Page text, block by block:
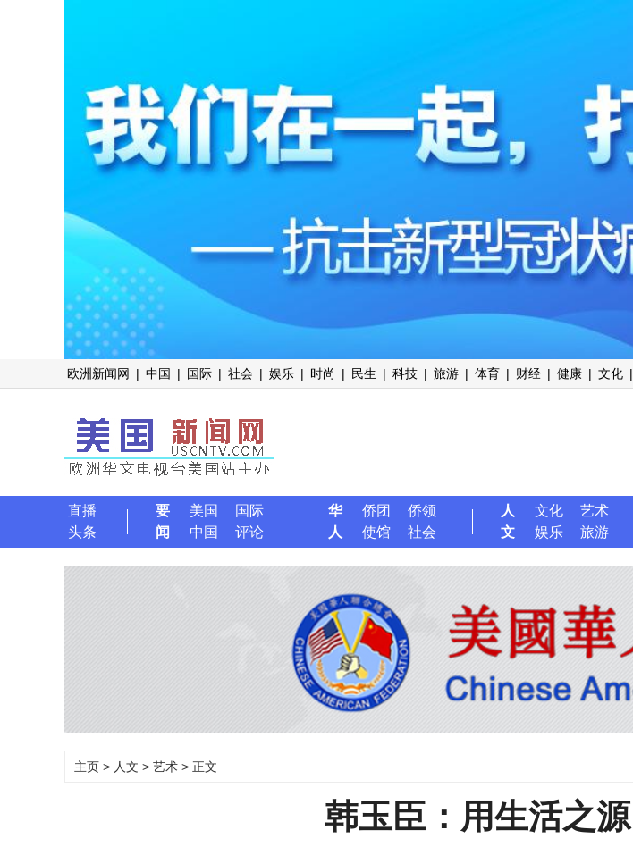
欧洲新闻网 | 中国 | 国际 | 社会 | 娱乐 | 时尚 | 民生 | 科技 | 旅游 | 体育 | 财经 | 健康 | 文化 |
直播
头条
要
闻
美国
国际
中国
评论
华
人
侨团
侨领
使馆
社会
人
文
文化
艺术
娱乐
旅游
主页 > 人文 > 艺术 > 正文
韩玉臣：用生活之